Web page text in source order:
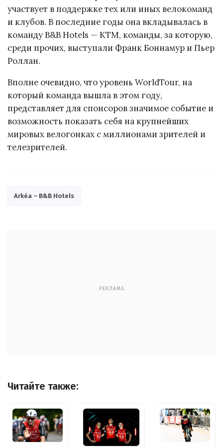
участвует в поддержке тех или иных велокоманд
и клубов. В последние годы она вкладывалась в
команду B&B Hotels — KTM, команды, за которую,
среди прочих, выступали Франк Боннамур и Пьер
Роллан.
Вполне очевидно, что уровень WorldTour, на
который команда вышла в этом году,
представляет для спонсоров значимое событие и
возможность показать себя на крупнейших
мировых велогонках с миллионами зрителей и
телезрителей.
Arkéa – B&B Hotels
РЕКЛАМА
Читайте также: